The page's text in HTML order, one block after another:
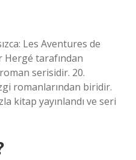
Les Aventures de
Hergé tarafından
serisidir. 20.
romanlarından biridir.
kitap yayınlandı ve seri